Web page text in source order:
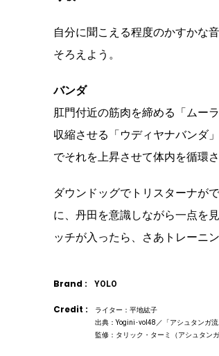
自分に聞こえる程度のかすかな
そろえよう。
バンダ
肛門付近の筋肉を締める「ムー
収縮させる「ウディヤナバンダ
でそれを上昇させて体内を循環さ
ダウンドッグでトリスターナが
に、丹田を意識しながら一点を
ッチが入ったら、さあトレーニン
Brand : YOLO
Credit :
ライター：平地紘子
出典：Yogini･vol48／「アシュタンガ
監修：タリック・ターミ（アシュタン